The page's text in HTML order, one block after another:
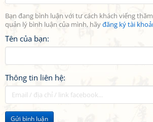
Bạn đang bình luận với tư cách khách viếng
quản lý bình luận của mình, hãyđăng ký tài
Tên của bạn:
Thông tin liên hệ:
Gửi bình luận